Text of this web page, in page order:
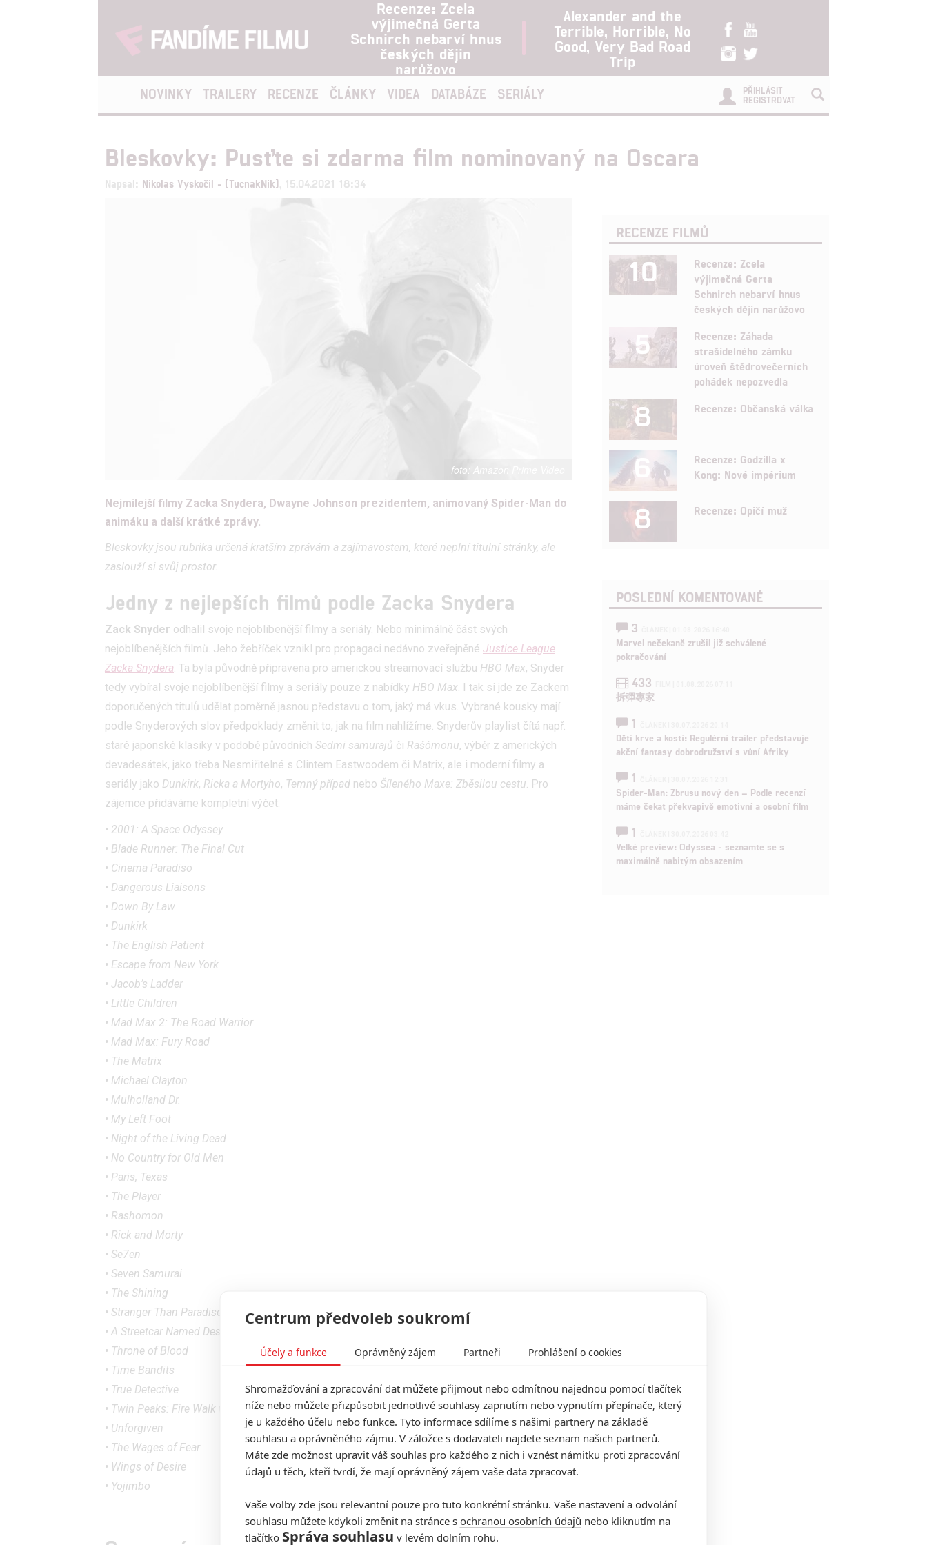
Recenze: Zcela
výjimečná Gerta
Schnirch nebarví hnus
českých dějin
narůžovo
Alexander and the
Terrible, Horrible, No
Good, Very Bad Road
Trip
NOVINKY TRAILERY RECENZE ČLÁNKY VIDEA DATABÁZE SERIÁLY
PŘIHLÁSIT
REGISTROVAT
Bleskovky: Pusťte si zdarma film nominovaný na Oscara
Napsal: Nikolas Vyskočil - (TucnakNik) , 15.04.2021 18:34
Amazon Prime Video
Nejmilejší filmy Zacka Snydera, Dwayne Johnson prezidentem, animovaný Spider-Man do
animáku a další krátké zprávy.
Bleskovky jsou rubrika určená kratším zprávám a zajímavostem, které neplní titulní stránky, ale
zaslouží si svůj prostor.
Jedny z nejlepších filmů podle Zacka Snydera
Zack Snyder odhalil svoje nejoblíbenější filmy a seriály. Nebo minimálně část svých
nejoblíbenějších filmů. Jeho žebříček vznikl pro propagaci nedávno zveřejněné Justice League
Zacka Snydera. Ta byla původně připravena pro americkou streamovací službu HBO Max, Snyder
tedy vybíral svoje nejoblíbenější filmy a seriály pouze z nabídky HBO Max. I tak si jde ze Zackem
doporučených titulů udělat poměrně jasnou představu o tom, jaký má vkus. Vybrané kousky mají
podle Snyderových slov předpoklady změnit to, jak na film nahlížíme. Snyderův playlist čítá např.
staré japonské klasiky v podobě původních Sedmi samurajů či Rašómonu, výběr z amerických
devadesátek, jako třeba Nesmiřitelné s Clintem Eastwoodem či Matrix, ale i moderní filmy a
seriály jako Dunkirk, Ricka a Mortyho, Temný případ nebo Šíleného Maxe: Zběsilou cestu. Pro
zájemce přidáváme kompletní výčet:
• 2001: A Space Odyssey
• Blade Runner: The Final Cut
• Cinema Paradiso
• Dangerous Liaisons
• Down By Law
• Dunkirk
• The English Patient
• Escape from New York
• Jacob’s Ladder
• Little Children
• Mad Max 2: The Road Warrior
• Mad Max: Fury Road
• The Matrix
• Michael Clayton
• Mulholland Dr.
• My Left Foot
• Night of the Living Dead
• No Country for Old Men
• Paris, Texas
• The Player
• Rashomon
• Rick and Morty
• Se7en
• Seven Samurai
• The Shining
• Stranger Than Paradise
• A Streetcar Named Desire
• Throne of Blood
• Time Bandits
• True Detective
• Twin Peaks: Fire Walk with Me
• Unforgiven
• The Wages of Fear
• Wings of Desire
• Yojimbo
(Zdroj: HBO Max)
RECENZE FILMŮ
10
Recenze: Zcela
výjimečná Gerta
Schnirch nebarví hnus
českých dějin narůžovo
5
Recenze: Záhada
strašidelného zámku
úroveň štědrovečerních
pohádek nepozvedla
8 Recenze: Občanská válka
6
Recenze: Godzilla x
Kong: Nové impérium
8 Recenze: Opičí muž
POSLEDNÍ KOMENTOVANÉ
3
Marvel nečekaně zrušil již schválené
pokračování
433
拆彈專家
1
Děti krve a kostí: Regulérní trailer představuje
akční fantasy dobrodružství s vůní Afriky
1
Spider-Man: Zbrusu nový den – Podle recenzí
máme čekat překvapivě emotivní a osobní film
1
Velké preview: Odyssea - seznamte se s
maximálně nabitým obsazením
Centrum předvoleb soukromí
Účely a funkce Oprávněný zájem Partneři Prohlášení o cookies
Shromažďování a zpracování dat můžete přijmout nebo odmítnou najednou pomocí tlačítek
níže nebo můžete přizpůsobit jednotlivé souhlasy zapnutím nebo vypnutím přepínače, který
je u každého účelu nebo funkce. Tyto informace sdílíme s našimi partnery na základě
souhlasu a oprávněného zájmu. V záložce s dodavateli najdete seznam našich partnerů.
Máte zde možnost upravit váš souhlas pro každého z nich i vznést námitku proti zpracování
údajů u těch, kteří tvrdí, že mají oprávněný zájem vaše data zpracovat.
Vaše volby zde jsou relevantní pouze pro tuto konkrétní stránku. Vaše nastavení a odvolání
souhlasu můžete kdykoli změnit na stránce s ochranou osobních údajů nebo kliknutím na
tlačítko Správa souhlasu v levém dolním rohu.